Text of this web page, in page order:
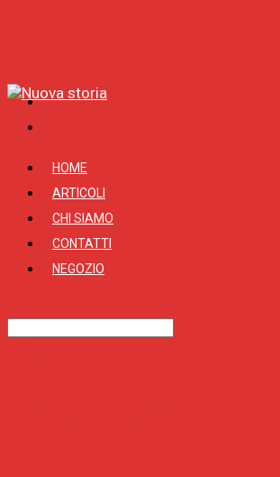
HOME
ARTICOLI
CHI SIAMO
CONTATTI
NEGOZIO